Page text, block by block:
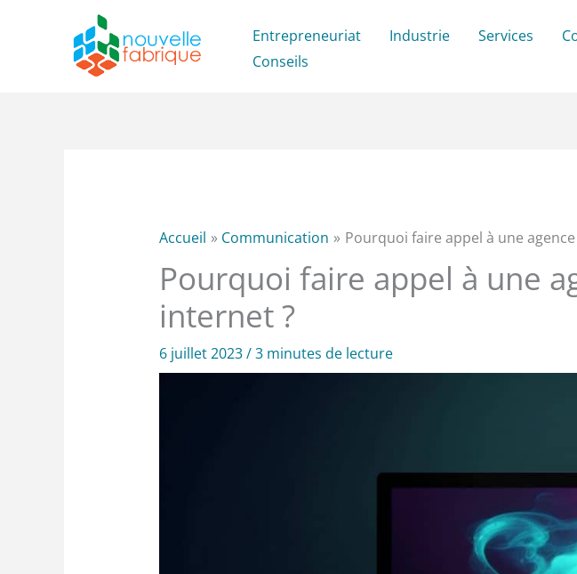
Entrepreneuriat Industrie Services
Conseils
Accueil Communication Pourquoi faire appel à une
Pourquoi faire appel à une
internet ?
6 juillet 2023/3 minutes de lecture